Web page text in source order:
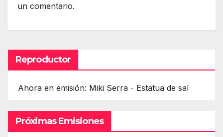
un comentario.
Reproductor
Ahora en emisión: Miki Serra - Estatua de sal
Próximas Emisiones